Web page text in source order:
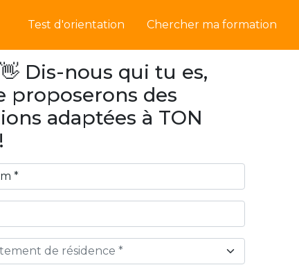
Test d'orientation Chercher ma formation
Dis-nous qui tu es,
proposerons des
adaptées à TON
de résidence *